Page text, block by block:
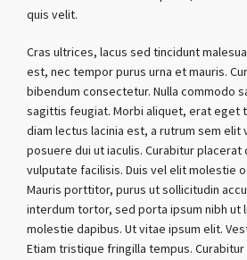
quis velit.
Cras ultrices, lacus sed tincidunt
est, nec tempor purus urna et mauris.
bibendum consectetur. Nulla commodo
sagittis feugiat. Morbi aliquet, erat eget
diam lectus lacinia est, a rutrum sem elit
posuere dui ut iaculis. Curabitur placerat
vulputate facilisis. Duis vel elit molestie
Mauris porttitor, purus ut sollicitudin
interdum tortor, sed porta ipsum nibh ut
molestie dapibus. Ut vitae ipsum elit.
Etiam tristique fringilla tempus.